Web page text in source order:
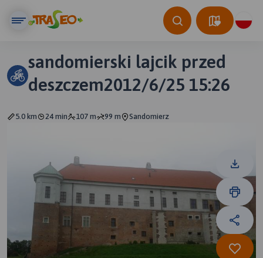
sandomierski lajcik przed
deszczem2012/6/25 15:26
5.0 km 24 min 107 m 99 m Sandomierz